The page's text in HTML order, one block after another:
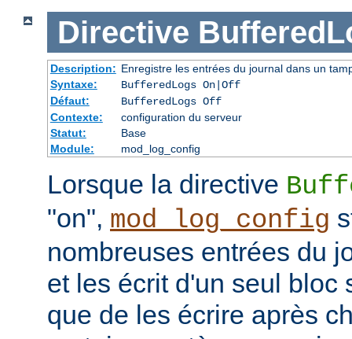
Directive
Description: Enregistre les entrées du journal dans un
Syntaxe:
BufferedLogs On|Off
Défaut:
BufferedLogs Off
Contexte:
configuration du serveur
Statut:
Base
Module:
mod_log_config
Lorsque la directive
"on", mod_log_config
nombreuses entrées du
et les écrit d'un seul bloc
que de les écrire après